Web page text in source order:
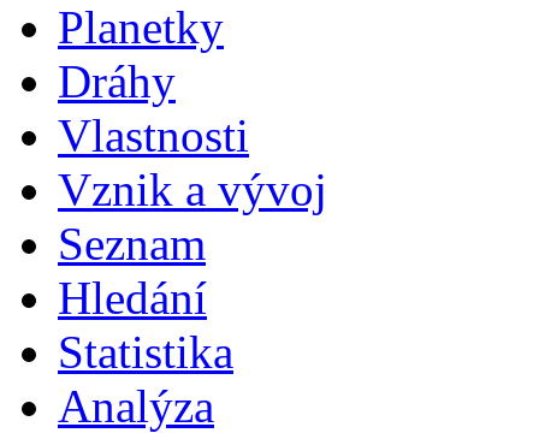
Planetky
Dráhy
Vlastnosti
Vznik a vývoj
Seznam
Hledání
Statistika
Analýza